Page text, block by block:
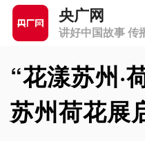
央广网
讲好中国故事 传
“花漾苏州·
苏州荷花展